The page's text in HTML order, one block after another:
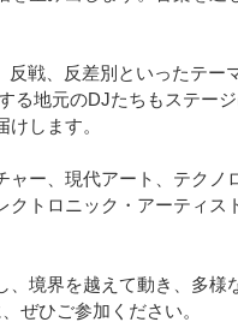
戦、反差別といったテー
る地元のDJたちもステー
します。
ー、現代アート、テクノ
トロニック・アーティス
境界を越えて動き、多様
ぜひご参加ください。